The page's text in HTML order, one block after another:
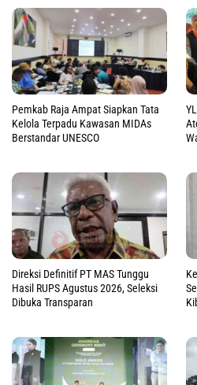
Pemkab Raja Ampat Siapkan Tata
Kelola Terpadu Kawasan MIDAs
Berstandar UNESCO
Direksi Definitif PT MAS Tunggu
Hasil RUPS Agustus 2026, Seleksi
Dibuka Transparan